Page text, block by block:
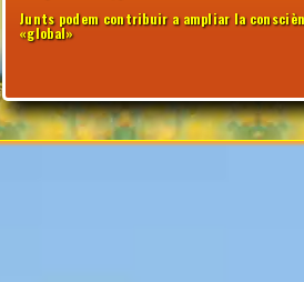
Junts podem contribuir a ampliar la
«global»